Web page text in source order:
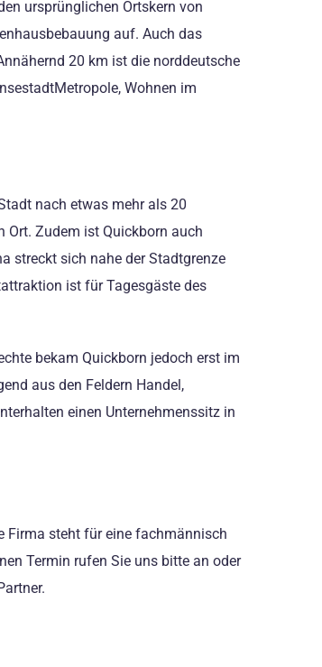
ursprünglichen Ortskern von
auf. Auch das
20 km ist die norddeutsche
Wohnen im
nach etwas mehr als 20
Ort. Zudem ist Quickborn auch
streckt sich nahe der Stadtgrenze
ist für Tagesgäste des
bekam Quickborn jedoch erst im
aus den Feldern Handel,
einen Unternehmenssitz in
Firma steht für eine fachmännisch
Termin rufen Sie uns bitte an oder